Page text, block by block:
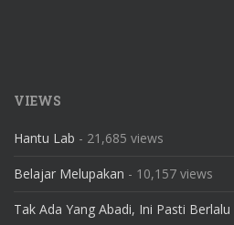
VIEWS
Hantu Lab - 21,685 views
Belajar Melupakan - 10,157 views
Tak Ada Yang Abadi, Ini Pasti Berlalu